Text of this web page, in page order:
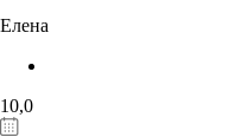
Елена
10,0